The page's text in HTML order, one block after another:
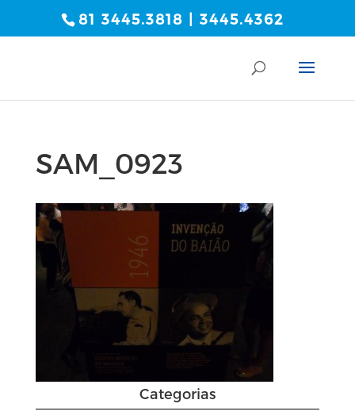
81 3445.3818 | 3445.4362
SAM_0923
Categorias